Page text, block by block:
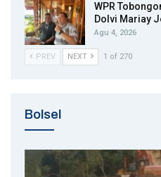
WPR
Dolvi Mariay
Agu 4, 2026
PREV NEXT 1 of 270
Bolsel